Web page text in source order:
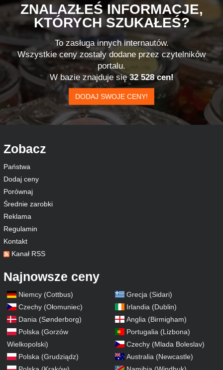
ZNALAZŁEŚ INFORMACJE,
KTÓRYCH SZUKAŁEŚ?
To zasługa innych internautów.
Wszystkie ceny zostały dodane przez czytelników
portalu.
W bazie znajduje się32 528 cen!
DODAJ SWOJE CENY!
Zobacz
Państwa
Dodaj ceny
Porównaj
Średnie zarobki
Reklama
Regulamin
Kontakt
Kanał RSS
Najnowsze ceny
Niemcy (Cottbus)
Czechy (Ołomuniec)
Dania (Sønderborg)
Polska (Gorzów
Wielkopolski)
Polska (Grudziądz)
Grecja (Sidari)
Irlandia (Dublin)
Anglia (Birmigham)
Portugalia (Lizbona)
Czechy (Mlada Boleslav)
Australia (Newcastle)